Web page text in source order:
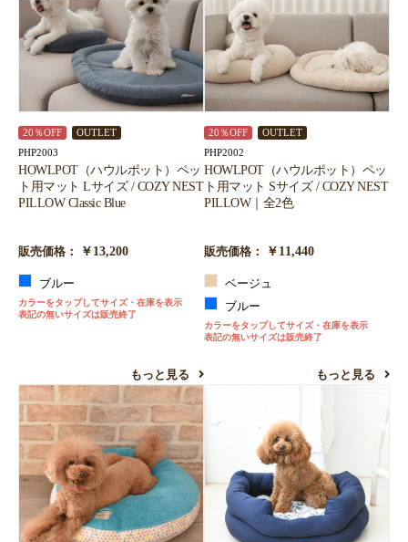
20％OFF OUTLET
PHP2003
HOWLPOT（ハウルポット）ペッ
ト用マット Lサイズ / COZY NEST
PILLOW Classic Blue
販売価格： ￥13,200
ブルー
カラーをタップしてサイズ・在庫を表示
表記の無いサイズは販売終了
もっと見る
20％OFF OUTLET
PHP2002
HOWLPOT（ハウルポット）ペッ
ト用マット Sサイズ / COZY NEST
PILLOW｜全2色
販売価格： ￥11,440
ベージュ
ブルー
カラーをタップしてサイズ・在庫を表示
表記の無いサイズは販売終了
もっと見る
お買い物を続ける カートへ進む